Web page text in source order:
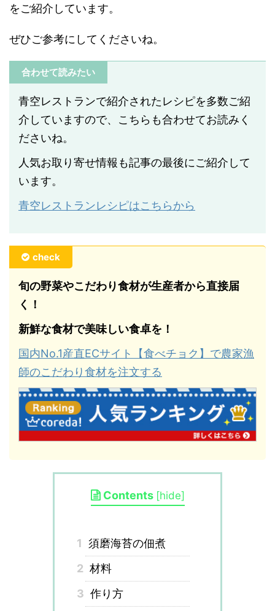
をご紹介しています。
ぜひご参考にしてくださいね。
合わせて読みたい
青空レストランで紹介されたレシピを多数ご紹
介していますので、こちらも合わせてお読みく
ださいね。
人気お取り寄せ情報も記事の最後にご紹介して
います。
青空レストランレシピはこちらから
check
旬の野菜やこだわり食材が生産者から直接届
く！
新鮮な食材で美味しい食卓を！
国内No.1産直ECサイト【食べチョク】で農家漁
師のこだわり食材を注文する
Contents [hide]
1 須磨海苔の佃煮
2 材料
3 作り方